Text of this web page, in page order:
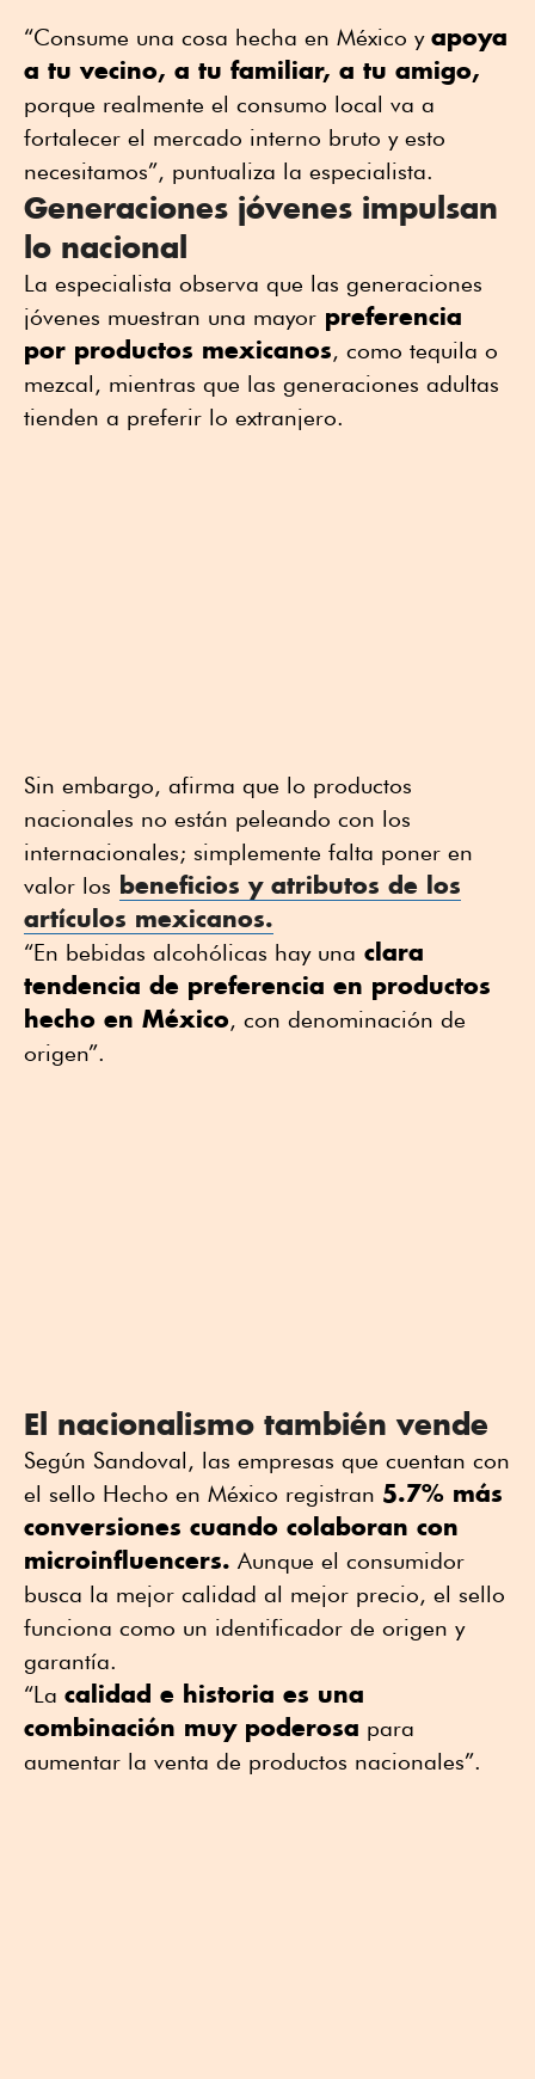
“Consume una cosa hecha en México y apoya
a tu vecino, a tu familiar, a tu amigo,
porque realmente el consumo local va a
fortalecer el mercado interno bruto y esto
necesitamos”, puntualiza la especialista.
Generaciones jóvenes impulsan
lo nacional
La especialista observa que las generaciones
jóvenes muestran una mayor preferencia
por productos mexicanos, como tequila o
mezcal, mientras que las generaciones adultas
tienden a preferir lo extranjero.
Sin embargo, afirma que lo productos
nacionales no están peleando con los
internacionales; simplemente falta poner en
valor los beneficios y atributos de los
artículos mexicanos.
“En bebidas alcohólicas hay una clara
tendencia de preferencia en productos
hecho en México, con denominación de
origen”.
El nacionalismo también vende
Según Sandoval, las empresas que cuentan con
el sello Hecho en México registran 5.7% más
conversiones cuando colaboran con
microinfluencers. Aunque el consumidor
busca la mejor calidad al mejor precio, el sello
funciona como un identificador de origen y
garantía.
“La calidad e historia es una
combinación muy poderosa para
aumentar la venta de productos nacionales”.